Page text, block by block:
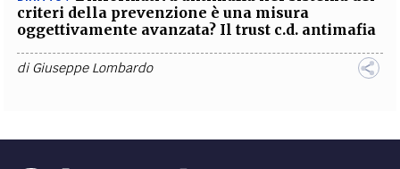
criteri della prevenzione è una misura
oggettivamente avanzata? Il trust c.d. antimafia
diGiuseppe Lombardo